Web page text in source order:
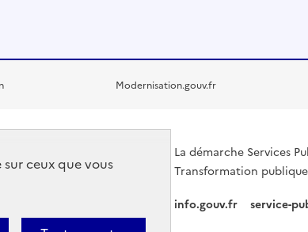
Modernisation.gouv.fr
La démarche Services
Transformation
info.gouv.fr
service-
ceux que vous